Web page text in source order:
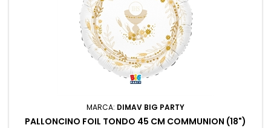
MARCA: DIMAV BIG PARTY
PALLONCINO FOIL TONDO 45 CM COMMUNION (18")